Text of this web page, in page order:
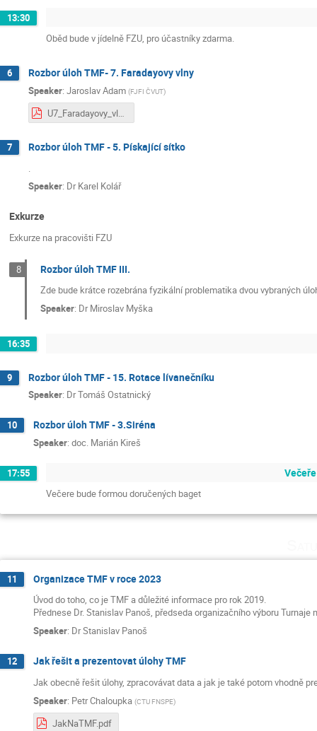
13:30
Oběd bude v jídelně FZU, pro účastníky zdarma.
6 Rozbor úloh TMF- 7. Faradayovy vlny
Speaker: Jaroslav Adam (FJFI ČVUT)
U7_Faradayovy_vlny.pdf
7 Rozbor úloh TMF - 5. Pískající sítko
.
Speaker: Dr Karel Kolář
Exkurze
Exkurze na pracovišti FZU
8 Rozbor úloh TMF III.
Zde bude krátce rozebrána fyzikální problematika dvou vybraných
Speaker: DrMiroslav Myška
16:35
9 Rozbor úloh TMF - 15. Rotace lívanečníku
Speaker: DrTomáš Ostatnický
10 Rozbor úloh TMF - 3.Siréna
Speaker: doc. Marián Kireš
17:55
Večere bude formou doručených baget
11 Organizace TMF v roce 2023
Úvod do toho, co je TMF a důležité informace pro rok 2019.
Přednese Dr. Stanislav Panoš, předseda organizačního výboru Turnaje
Speaker: DrStanislav Panoš
12 Jak řešit a prezentovat úlohy TMF
Jak obecně řešit úlohy, zpracovávat data a jak je také potom vhodně
Speaker: Petr Chaloupka (CTU FNSPE)
JakNaTMF.pdf